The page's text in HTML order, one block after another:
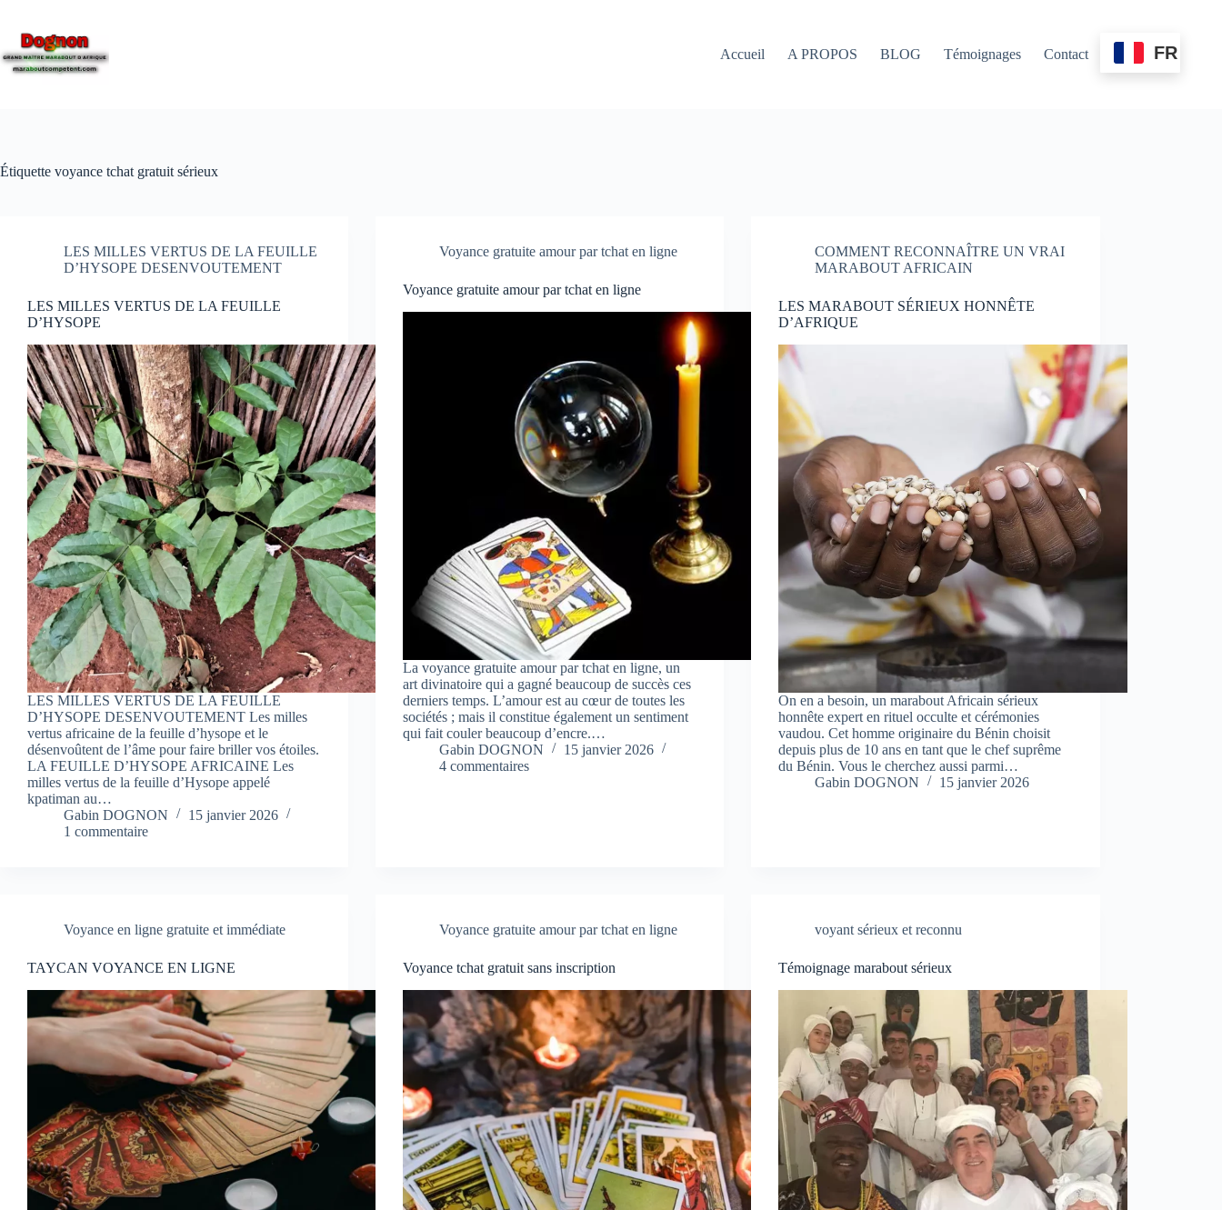
Accueil A PROPOS BLOG Témoignages Contact FR
Étiquette voyance tchat gratuit sérieux
LES MILLES VERTUS DE LA FEUILLE
D’HYSOPE DESENVOUTEMENT
LES MILLES VERTUS DE LA FEUILLE
D’HYSOPE
LES MILLES VERTUS DE LA FEUILLE
D’HYSOPE DESENVOUTEMENT Les milles
vertus africaine de la feuille d’hysope et le
désenvoûtent de l’âme pour faire briller vos étoiles.
LA FEUILLE D’HYSOPE AFRICAINE Les
milles vertus de la feuille d’Hysope appelé
kpatiman au…
Gabin DOGNON
15 janvier 2026
1 commentaire
Voyance gratuite amour par tchat en ligne
Voyance gratuite amour par tchat en ligne
La voyance gratuite amour par tchat en ligne, un
art divinatoire qui a gagné beaucoup de succès ces
derniers temps. L’amour est au cœur de toutes les
sociétés ; mais il constitue également un sentiment
qui fait couler beaucoup d’encre.…
Gabin DOGNON
15 janvier 2026
4 commentaires
COMMENT RECONNAÎTRE UN VRAI
MARABOUT AFRICAIN
LES MARABOUT SÉRIEUX HONNÊTE
D’AFRIQUE
On en a besoin, un marabout Africain sérieux
honnête expert en rituel occulte et cérémonies
vaudou. Cet homme originaire du Bénin choisit
depuis plus de 10 ans en tant que le chef suprême
du Bénin. Vous le cherchez aussi parmi…
Gabin DOGNON
15 janvier 2026
Voyance en ligne gratuite et immédiate
TAYCAN VOYANCE EN LIGNE
Voyance gratuite amour par tchat en ligne
Voyance tchat gratuit sans inscription
voyant sérieux et reconnu
Témoignage marabout sérieux